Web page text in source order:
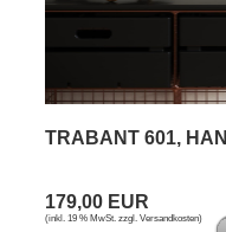
TRABANT 601,
179,00 EUR
(inkl. 19 % MwSt. zzgl. Versandkosten)